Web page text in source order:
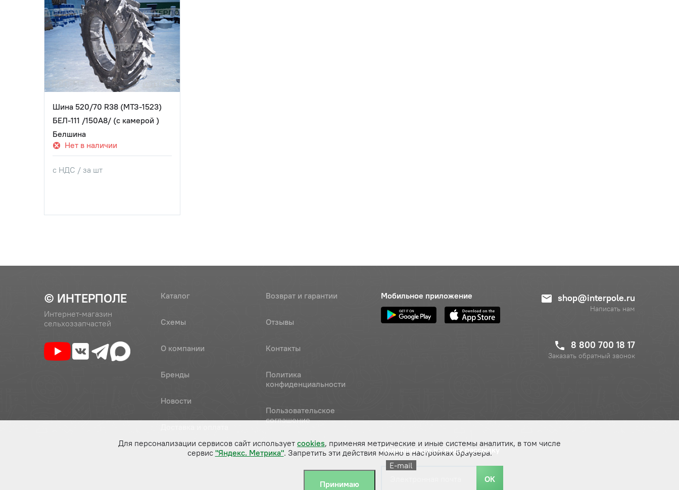
Шина 520/70 R38 (МТЗ-1523)
БЕЛ-111 /150А8/ (с камерой )
Белшина
Нет в наличии
с НДС / за шт
© ИНТЕРПОЛЕ
Интернет-магазин
сельхоззапчастей
Каталог
Схемы
О компании
Бренды
Новости
Возврат и гарантии
Отзывы
Контакты
Политика
конфиденциальности
Пользовательское
соглашение
Мобильное приложение shop@interpole.ru
Написать нам
8 800 700 18 17
Заказать обратный звонок
Подпишитесь на нашу рассылку
E-mail
ОК
Для персонализации сервисов сайт использует cookies, применяя метрические и иные системы аналитик, в том числе
сервис "Яндекс. Метрика". Запретить эти действия можно в настройках браузера.
Принимаю